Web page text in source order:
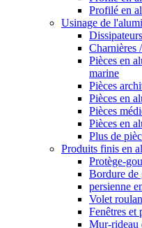
Profilé en
Usinage de
Charnières
Pièces en
marine
Pièces
Pièces en
Pièces
Pièces en
Plus de
Produits finis en
Protège-
Bordure de
persienne
Volet
Fenêtres et
Mur-rideau